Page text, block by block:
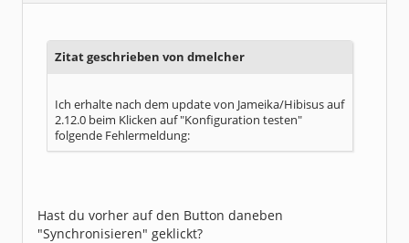
Dabei seit:
07 / 2009
Zitat geschrieben von dmelcher
Ich erhalte nach dem update von Jameika/Hibisus auf
2.12.0 beim Klicken auf "Konfiguration testen"
folgende Fehlermeldung:
Hast du vorher auf den Button daneben
"Synchronisieren" geklickt?